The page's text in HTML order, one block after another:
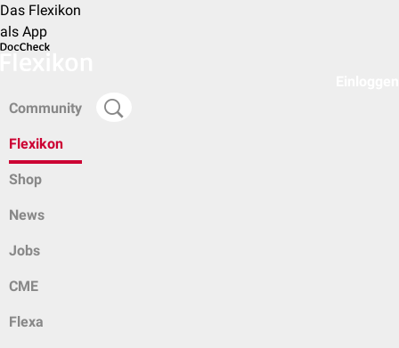
Das Flexikon
als App
Community
Flexikon
Shop
News
Jobs
CME
Flexa